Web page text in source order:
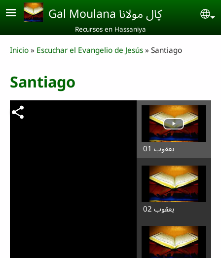
Skip to main content Gal Moulana ڮال مولانا
Recursos en Hassaniya
Breadcrumb
Inicio Escuchar el Evangelio de Jesús Santiago
Santiago
يعقوب 01
يعقوب 02